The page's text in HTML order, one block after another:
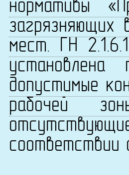
нормативы
загрязняющих
мест. ГН
допустимые
рабочей
соответствии